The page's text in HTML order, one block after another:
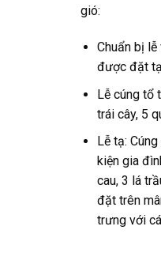
gió:
Chuẩn bị
được đặt
Lễ cúng tổ
trái cây, 5
Lễ tạ:
kiện gia
cau, 3 lá
đặt trên
trưng với